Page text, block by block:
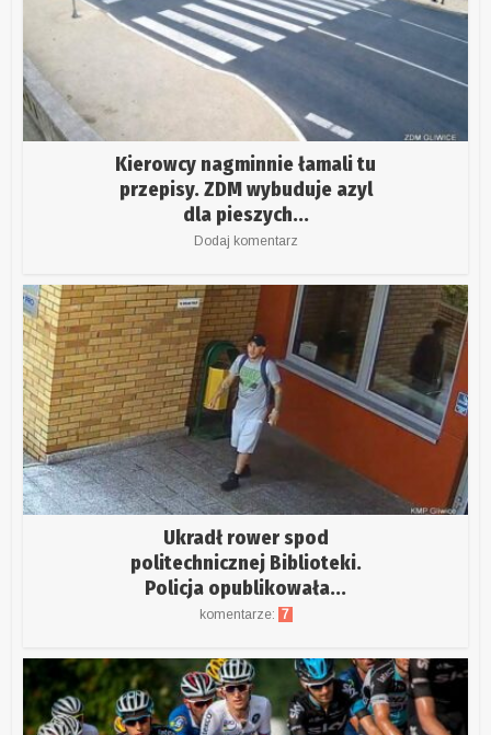
Kierowcy nagminnie łamali tu
przepisy. ZDM wybuduje azyl
dla pieszych...
Dodaj komentarz
Ukradł rower spod
politechnicznej Biblioteki.
Policja opublikowała...
komentarze: 7